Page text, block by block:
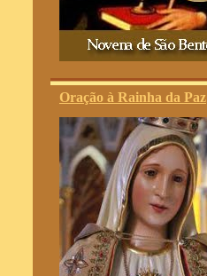
Oração à Rainha da Paz